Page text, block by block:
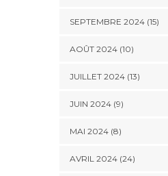
SEPTEMBRE 2024 (15)
AOÛT 2024 (10)
JUILLET 2024 (13)
JUIN 2024 (9)
MAI 2024 (8)
AVRIL 2024 (24)